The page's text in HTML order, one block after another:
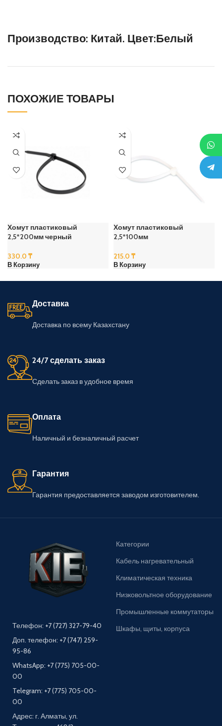
Производство: Китай. Цвет:Белый
ПОХОЖИЕ ТОВАРЫ
Хомут пластиковый
2,5*200мм черный
330.0 ₸
В Корзину
Хомут пластиковый
2,5*100мм
215.0 ₸
В Корзину
Доставка
Доставка по всему Казахстану
24/7 сделать заказ
Сделать заказ в удобное время
Оплата
Наличный и безналичный расчет
Гарантия
Гарантия предоставляется заводом изготовителем.
Телефон: +7 (727) 327-79-40
Доп. телефон: +7 (747) 259-
95-86
WhatsApp: +7 (775) 705-00-
00
Telegram: +7 (775) 705-00-
00
Адрес: г. Алматы, ул.
Категории
Кабель нагревательный
Климатическая техника
Низковольтное оборудование
Промышленные коммутаторы
Шкафы, щиты, корпуса